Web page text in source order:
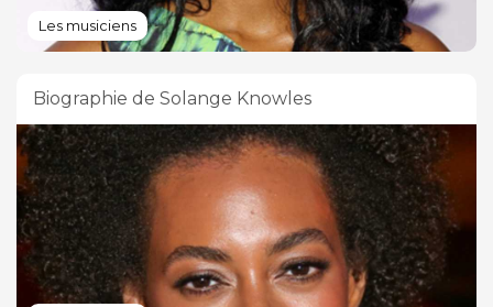
Les musiciens
Biographie de Solange Knowles